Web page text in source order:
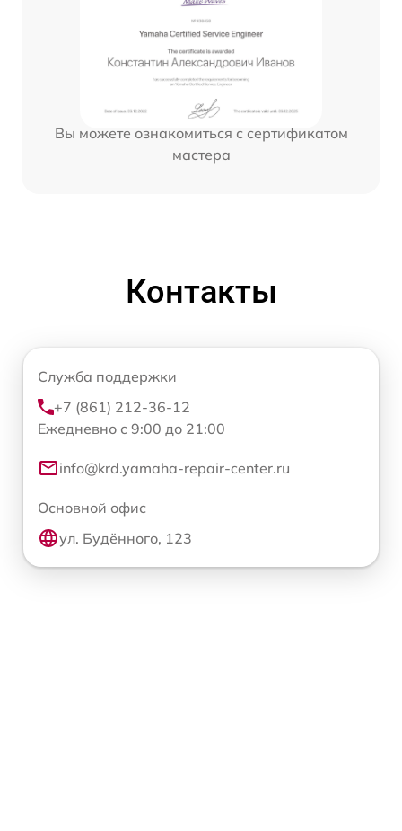
Вы можете ознакомиться с сертификатом
мастера
Контакты
Служба поддержки
+7 (861) 212-36-12
Ежедневно с 9:00 до 21:00
info@krd.yamaha-repair-center.ru
Основной офис
ул. Будённого, 123